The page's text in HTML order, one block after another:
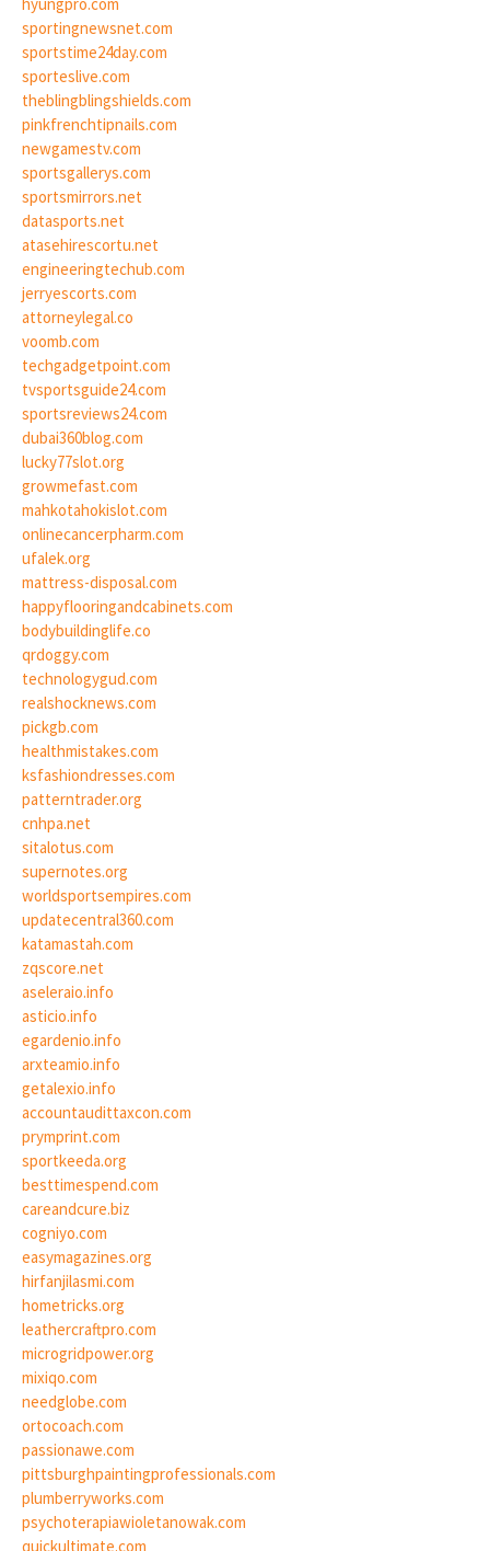
sportingnewsnet.com
sportstime24day.com
sporteslive.com
theblingblingshields.com
pinkfrenchtipnails.com
newgamestv.com
sportsgallerys.com
sportsmirrors.net
datasports.net
atasehirescortu.net
engineeringtechub.com
jerryescorts.com
attorneylegal.co
voomb.com
techgadgetpoint.com
tvsportsguide24.com
sportsreviews24.com
dubai360blog.com
lucky77slot.org
growmefast.com
mahkotahokislot.com
onlinecancerpharm.com
ufalek.org
mattress-disposal.com
happyflooringandcabinets.com
bodybuildinglife.co
qrdoggy.com
technologygud.com
realshocknews.com
pickgb.com
healthmistakes.com
ksfashiondresses.com
patterntrader.org
cnhpa.net
sitalotus.com
supernotes.org
worldsportsempires.com
updatecentral360.com
katamastah.com
zqscore.net
aseleraio.info
asticio.info
egardenio.info
arxteamio.info
getalexio.info
accountaudittaxcon.com
prymprint.com
sportkeeda.org
besttimespend.com
careandcure.biz
cogniyo.com
easymagazines.org
hirfanjilasmi.com
hometricks.org
leathercraftpro.com
microgridpower.org
mixiqo.com
needglobe.com
ortocoach.com
passionawe.com
pittsburghpaintingprofessionals.com
plumberryworks.com
psychoterapiawioletanowak.com
quickultimate.com